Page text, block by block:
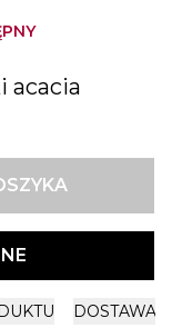
acacia
DOSTAWA